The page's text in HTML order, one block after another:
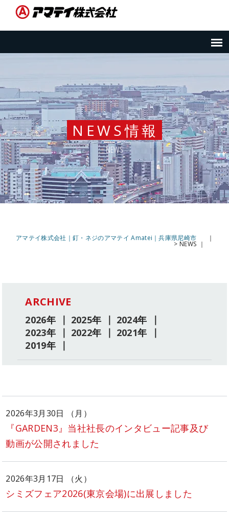
NEWS情報
NEWS
アマテイ株式会社｜釘・ネジのアマテイ Amatei｜兵庫県尼崎市
> NEWS
ARCHIVE
2026年 2025年 2024年
2023年 2022年 2021年
2019年
2026年3月30日 （月）
『GARDEN3』当社社長のインタビュー記事及び
動画が公開されました
2026年3月17日 （火）
シミズフェア2026(東京会場)に出展しました